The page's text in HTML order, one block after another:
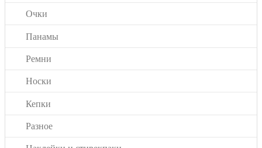
Очки
Панамы
Ремни
Носки
Кепки
Разное